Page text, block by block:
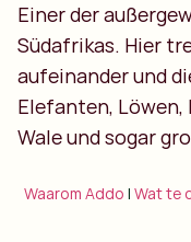
Einer der
Südafrikas. Hier
aufeinander und
Elefanten, Löwen,
Wale und sogar
Waarom Addo |Wat te